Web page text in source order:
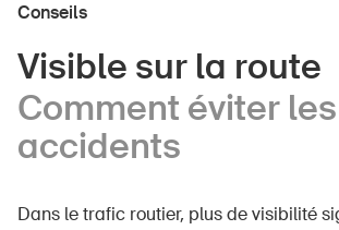
Sport et activité physique
Maison et jardin
Bâtiments et installations
Seniors
Conseils
Visible sur la route
Comment éviter les
accidents
Dans le trafic routier, plus de visibilité